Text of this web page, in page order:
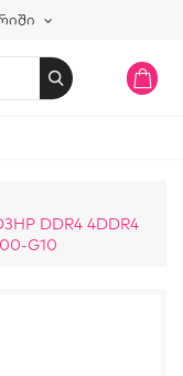
DDR4 4DDR4
G10